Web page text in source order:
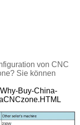
von CNC
Sie können
Buy-China-